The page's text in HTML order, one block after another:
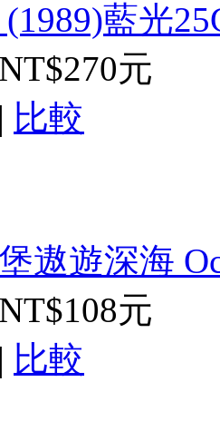
藍光
NT$270元
| 比較
遨遊深海
NT$108元
| 比較